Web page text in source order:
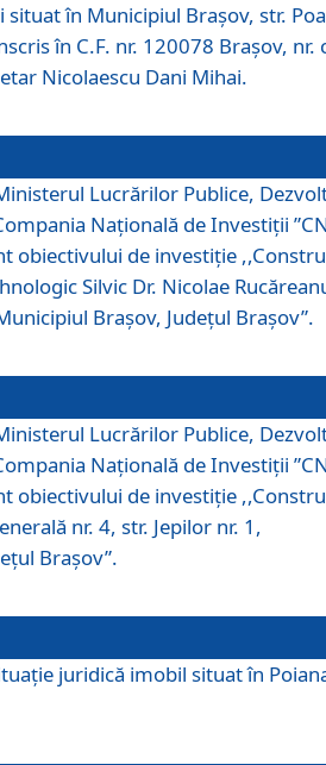
în Municipiul Braşov, str.
în C.F. nr. 120078 Brașov, nr.
Nicolaescu Dani Mihai.
Lucrărilor Publice,
Naţională de Investiţii
obiectivului de investiţie
Silvic Dr. Nicolae
Brașov, Județul Brașov”.
Lucrărilor Publice,
Naţională de Investiţii
obiectivului de investiție
nr. 4, str. Jepilor nr. 1,
Brașov”.
juridică imobil situat în